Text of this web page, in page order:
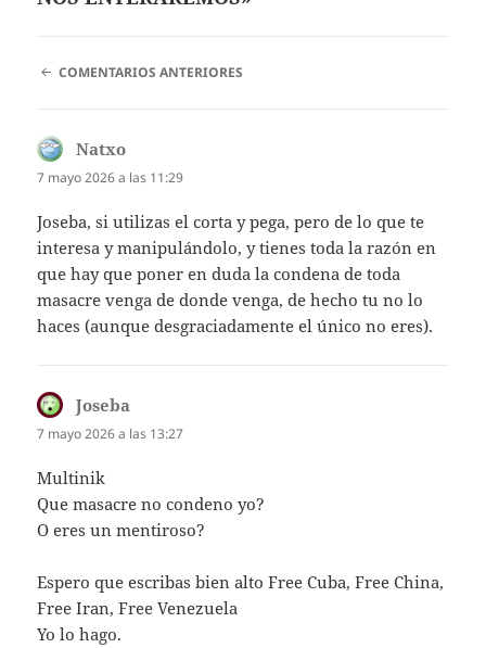
NAVEGACIÓN
COMENTARIOS ANTERIORES
Natxo
7 mayo 2026 a las 11:29
Joseba, si utilizas el corta y pega, pero de lo que te
interesa y manipulándolo, y tienes toda la razón en
que hay que poner en duda la condena de toda
masacre venga de donde venga, de hecho tu no lo
haces (aunque desgraciadamente el único no eres).
Joseba
7 mayo 2026 a las 13:27
Multinik
Que masacre no condeno yo?
O eres un mentiroso?
Espero que escribas bien alto Free Cuba, Free China,
Free Iran, Free Venezuela
Yo lo hago.